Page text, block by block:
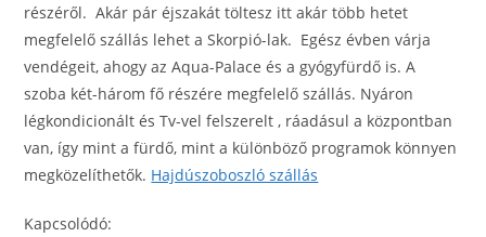
részéről. Akár pár éjszakát töltesz itt akár több hetet
megfelelő szállás lehet a Skorpió-lak. Egész évben várja
vendégeit, ahogy az Aqua-Palace és a gyógyfürdő is. A
szoba két-három fő részére megfelelő szállás. Nyáron
légkondicionált és Tv-vel felszerelt , ráadásul a központban
van, így mint a fürdő, mint a különböző programok könnyen
megközelíthetők. Hajdúszoboszló szállás
Kapcsolódó: